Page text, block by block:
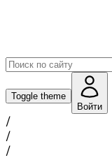
Toggle theme
Войти
/
/
/